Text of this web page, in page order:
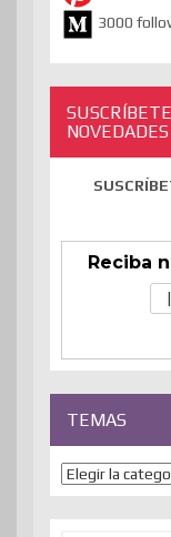
3000
NOVEDADES
Reciba
TEMAS
Temas